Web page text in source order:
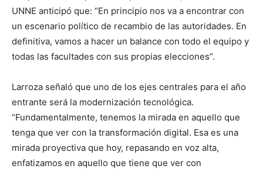
UNNE anticipó que: “En principio nos va a encontrar con
un escenario político de recambio de las autoridades. En
definitiva, vamos a hacer un balance con todo el equipo y
todas las facultades con sus propias elecciones”.
Larroza señaló que uno de los ejes centrales para el año
entrante será la modernización tecnológica.
“Fundamentalmente, tenemos la mirada en aquello que
tenga que ver con la transformación digital. Esa es una
mirada proyectiva que hoy, repasando en voz alta,
enfatizamos en aquello que tiene que ver con